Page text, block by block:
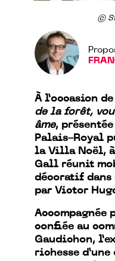
©
À l’occasion
de la forêt,
âme,
Palais-Royal
la Villa Noël, à
Gall réunit
décoratif dans
par Victor
Accompagnée
confiée au
Gaudichon,
richesse